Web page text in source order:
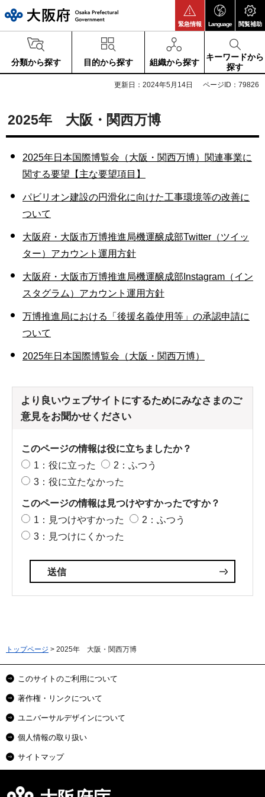
緊急情報 Language 閲覧補助
分類から探す 目的から探す 組織から探す
キーワードから
探す
更新日：2024年5月14日 ページID：79826
2025年 大阪・関西万博
2025年日本国際博覧会（大阪・関西万博）関連事業に
関する要望【主な要望項目】
パビリオン建設の円滑化に向けた工事環境等の改善に
ついて
大阪府・大阪市万博推進局機運醸成部Twitter（ツイッ
ター）アカウント運用方針
大阪府・大阪市万博推進局機運醸成部Instagram（イン
スタグラム）アカウント運用方針
万博推進局における「後援名義使用等」の承認申請に
ついて
2025年日本国際博覧会（大阪・関西万博）
より良いウェブサイトにするためにみなさまのご
意見をお聞かせください
このページの情報は役に立ちましたか？
1：役に立った
2：ふつう
3：役に立たなかった
このページの情報は見つけやすかったですか？
1：見つけやすかった
2：ふつう
3：見つけにくかった
トップページ > 2025年 大阪・関西万博
このサイトのご利用について
著作権・リンクについて
ユニバーサルデザインについて
個人情報の取り扱い
サイトマップ